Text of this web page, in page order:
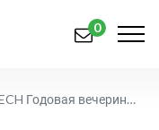
0
вечеринка и уведомление о празднике